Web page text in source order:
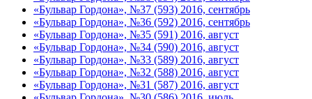
«Бульвар Гордона», №37 (593) 2016, сентябрь
«Бульвар Гордона», №36 (592) 2016, сентябрь
«Бульвар Гордона», №35 (591) 2016, август
«Бульвар Гордона», №34 (590) 2016, август
«Бульвар Гордона», №33 (589) 2016, август
«Бульвар Гордона», №32 (588) 2016, август
«Бульвар Гордона», №31 (587) 2016, август